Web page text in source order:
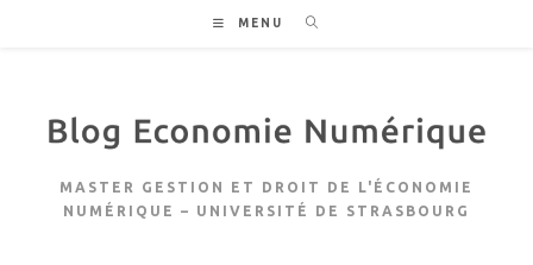
MENU
MASTER GESTION ET DROIT DE L'ÉCONOMIE
NUMÉRIQUE – UNIVERSITÉ DE STRASBOURG